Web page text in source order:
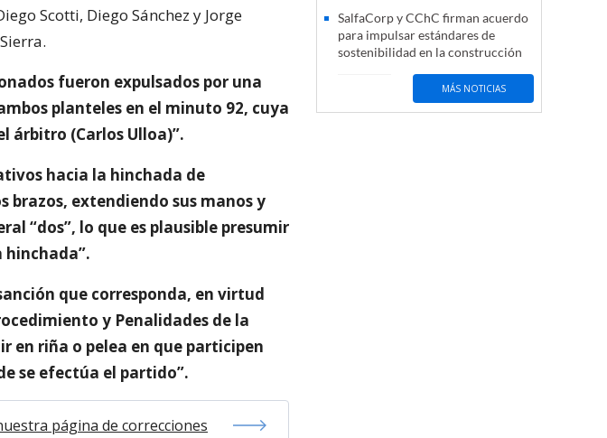
Scotti, Diego Sánchez y Jorge
fueron expulsados por una
planteles en el minuto 92, cuya
árbitro (Carlos Ulloa)”.
hacia la hinchada de
brazos, extendiendo sus manos y
“dos”, lo que es plausible presumir
hinchada”.
que corresponda, en virtud
y Penalidades de la
en riña o pelea en que participen
se efectúa el partido”.
página de correcciones
SalfaCorp y CChC firman acuerdo
para impulsar estándares de
sostenibilidad en la construcción
MÁS NOTICIAS